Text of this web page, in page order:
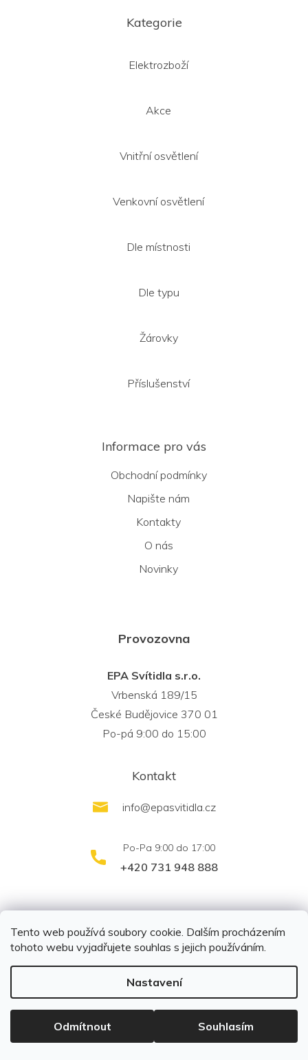
Tento web používá soubory cookie. Dalším procházením
tohoto webu vyjadřujete souhlas s jejich používáním.
Nastavení
Odmítnout Souhlasím
Kategorie
Elektrozboží
Akce
Vnitřní osvětlení
Venkovní osvětlení
Dle místnosti
Dle typu
Žárovky
Příslušenství
Informace pro vás
Obchodní podmínky
Napište nám
Kontakty
O nás
Novinky
Provozovna
EPA Svítidla s.r.o.
Vrbenská 189/15
České Budějovice 370 01
Po-pá 9:00 do 15:00
Kontakt
info@epasvitidla.cz
+420 731 948 888
Vytvořil Shoptet |Připravil Shoptetnamiru.cz
Copyright 2026EPA svítidla s.r.o.. Všechna práva
vyhrazena.Upravit nastavení cookies